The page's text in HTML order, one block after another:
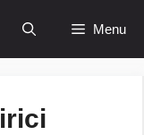
Menu